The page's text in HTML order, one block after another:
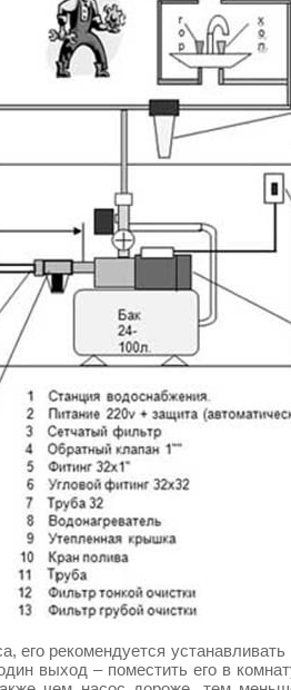
его рекомендуется устанавливать
выход – поместить его в